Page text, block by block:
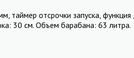
отсрочки запуска, функция
30 см. Объем барабана: 63 литра.